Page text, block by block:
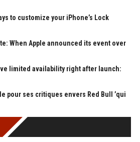
to customize your iPhone’s Lock
When Apple announced its event over
limited availability right after launch:
pour ses critiques envers Red Bull ’qui